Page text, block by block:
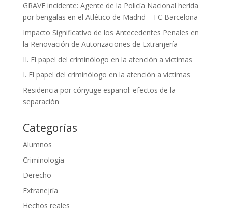
GRAVE incidente: Agente de la Policía Nacional herida
por bengalas en el Atlético de Madrid – FC Barcelona
Impacto Significativo de los Antecedentes Penales en
la Renovación de Autorizaciones de Extranjería
II. El papel del criminólogo en la atención a víctimas
I. El papel del criminólogo en la atención a víctimas
Residencia por cónyuge español: efectos de la
separación
Categorías
Alumnos
Criminología
Derecho
Extranejría
Hechos reales